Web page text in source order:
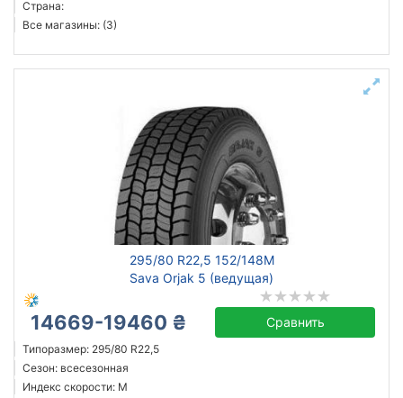
Страна:
Все магазины: (3)
295/80 R22,5 152/148M
Sava Orjak 5 (ведущая)
14669-19460 ₴ Сравнить
Типоразмер: 295/80 R22,5
Сезон: всесезонная
Индекс скорости: M